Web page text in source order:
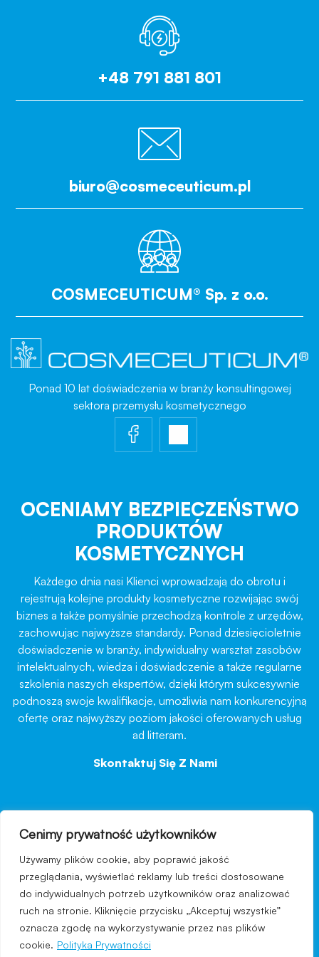
Cenimy prywatność użytkowników
Używamy plików cookie, aby poprawić jakość
przeglądania, wyświetlać reklamy lub treści dostosowane
do indywidualnych potrzeb użytkowników oraz analizować
ruch na stronie. Kliknięcie przycisku „Akceptuj wszystkie”
oznacza zgodę na wykorzystywanie przez nas plików
cookie. Polityka Prywatności
+48 791 881 801
biuro@cosmeceuticum.pl
COSMECEUTICUM® Sp. z o.o.
Ponad 10 lat doświadczenia w branży konsultingowej
sektora przemysłu kosmetycznego
OCENIAMY BEZPIECZEŃSTWO
PRODUKTÓW
KOSMETYCZNYCH
Każdego dnia nasi Klienci wprowadzają do obrotu i
rejestrują kolejne produkty kosmetyczne rozwijając swój
biznes a także pomyślnie przechodzą kontrole z urzędów,
zachowując najwyższe standardy. Ponad dziesięcioletnie
doświadczenie w branży, indywidualny warsztat zasobów
intelektualnych, wiedza i doświadczenie a także regularne
szkolenia naszych ekspertów, dzięki którym sukcesywnie
podnoszą swoje kwalifikacje, umożliwia nam konkurencyjną
ofertę oraz najwyższy poziom jakości oferowanych usług
ad litteram.
Skontaktuj Się Z Nami
nawigacja
Regulamin strony
Polityka prywatności
Kontakt